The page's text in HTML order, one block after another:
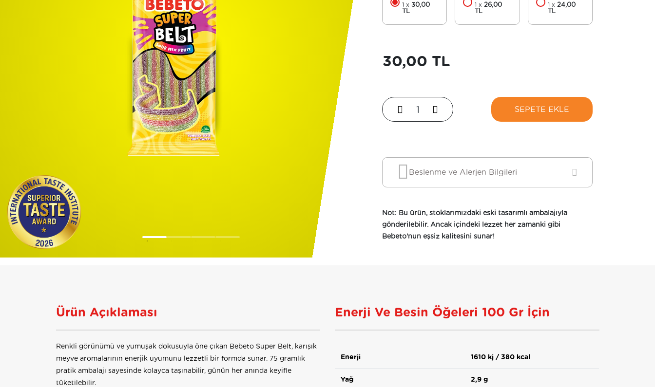
1 x 30,00
TL
1 x26,00
TL
1 x 24,00
TL
30,00 TL
SEPETE EKLE
SEPETE EKLE
Beslenme ve Alerjen Bilgileri
Not: Bu ürün, stoklarımızdaki eski tasarımlı ambalajıyla
gönderilebilir. Ancak içindeki lezzet her zamanki gibi
Bebeto'nun eşsiz kalitesini sunar!
Ürün Açıklaması
Renkli görünümü ve yumuşak dokusuyla öne çıkan Bebeto Super Belt, karışık
meyve aromalarının enerjik uyumunu lezzetli bir formda sunar. 75 gramlık
pratik ambalajı sayesinde kolayca taşınabilir, günün her anında keyifle
tüketilebilir.
Enerji Ve Besin Öğeleri 100 Gr İçin
Enerji 1610 kj / 380 kcal
Yağ 2,9 g